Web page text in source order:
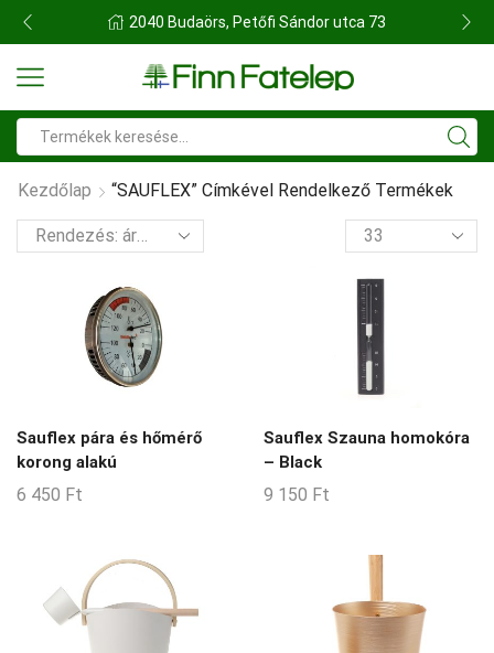
FINN FATELEP BUDAÖRS
input
Kezdőlap
“SAUFLEX” Címkével Rendelkező Termékek
termék
per
oldal
Sauflex pára és hőmérő
korong alakú
6 450 Ft
Sauflex Szauna homokóra
– Black
9 150 Ft